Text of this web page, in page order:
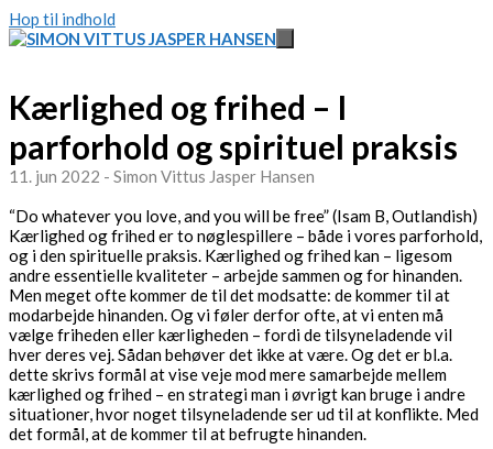
Hop til indhold
Kærlighed og frihed – I
parforhold og spirituel praksis
11. jun 2022 - Simon Vittus Jasper Hansen
“Do whatever you love, and you will be free” (Isam B, Outlandish)
Kærlighed og frihed er to nøglespillere – både i vores parforhold,
og i den spirituelle praksis. Kærlighed og frihed kan – ligesom
andre essentielle kvaliteter – arbejde sammen og for hinanden.
Men meget ofte kommer de til det modsatte: de kommer til at
modarbejde hinanden. Og vi føler derfor ofte, at vi enten må
vælge friheden eller kærligheden – fordi de tilsyneladende vil
hver deres vej. Sådan behøver det ikke at være. Og det er bl.a.
dette skrivs formål at vise veje mod mere samarbejde mellem
kærlighed og frihed – en strategi man i øvrigt kan bruge i andre
situationer, hvor noget tilsyneladende ser ud til at konflikte. Med
det formål, at de kommer til at befrugte hinanden.